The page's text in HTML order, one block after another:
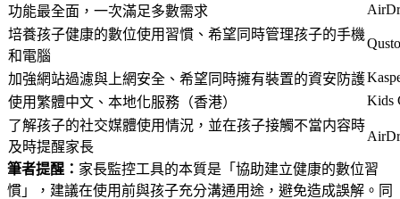
功能最全面，一次滿足多數需求
培養孩子健康的數位使用習慣、希望同時管理孩子的手機
和電腦
加強網站過濾與上網安全、希望同時擁有裝置的資安防護
使用繁體中文、本地化服務（香港）
Kids
了解孩子的社交媒體使用情況，並在孩子接觸不當内容時
及時提醒家長
筆者提醒： 家長監控工具的本質是「協助建立健康的數位習
慣」，建議在使用前與孩子充分溝通用途，避免造成誤解。同